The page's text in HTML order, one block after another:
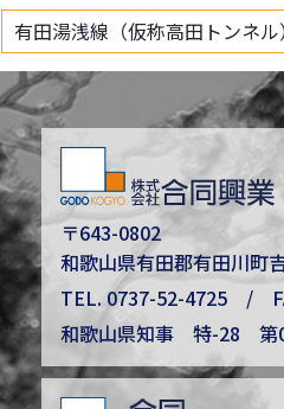
有田湯浅線（仮称高田トンネ
〒643-0802
和歌山県有田郡有田川町
TEL. 0737-52-4725/
和歌山県知事 特-28 第